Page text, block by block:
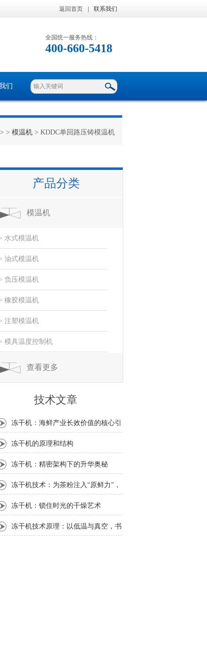
返回首页 联系我们
全国统一服务热线：
400-660-5418
们
> > 模温机 > KDDC单回路压铸模温机
产品分类
模温机
水式模温机
油式模温机
负压模温机
橡胶模温机
注塑模温机
模具温度控制机
查看更多
技术文章
冻干机：海鲜产业长效价值的核心引
冻干机的原理和结构
冻干机：精密架构下的升华奥秘
冻干机技术：为茶粉注入“原鲜力”，
茶产业新可能
冻干机：锁住时光的干燥艺术
冻干机技术原理：以低温与真空，书